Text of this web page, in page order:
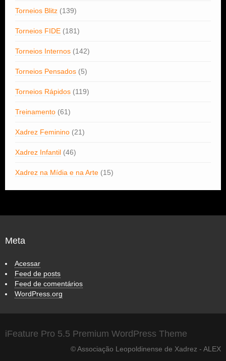
Torneios Blitz (139)
Torneios FIDE (181)
Torneios Internos (142)
Torneios Pensados (5)
Torneios Rápidos (119)
Treinamento (61)
Xadrez Feminino (21)
Xadrez Infantil (46)
Xadrez na Mídia e na Arte (15)
Meta
Acessar
Feed de posts
Feed de comentários
WordPress.org
iFeature Pro 5.5 Premium WordPress Theme
© Associação Leopoldinense de Xadrez - ALEX